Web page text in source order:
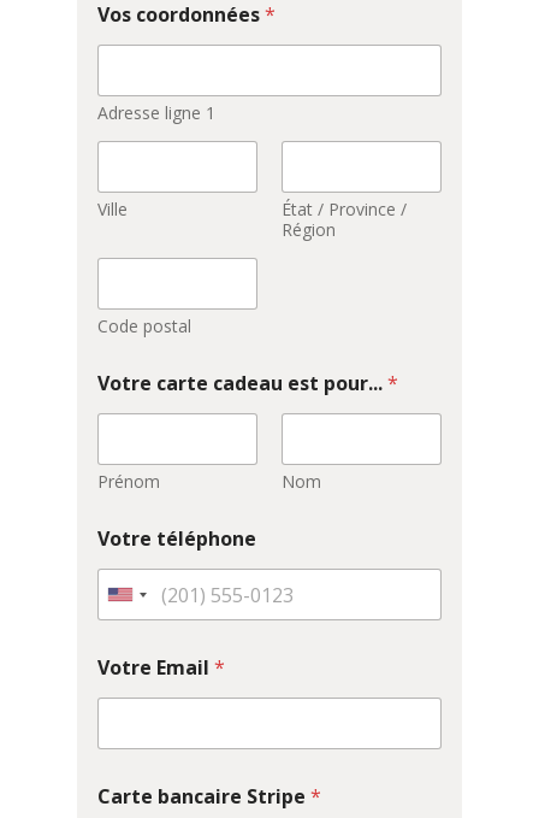
Vos coordonnées*
Adresse ligne 1
Ville
État / Province /
Région
Code postal
Votre carte cadeau est pour...*
Prénom Nom
Votre téléphone
U
i
t
d
S
Votre Email*
Carte bancaire Stripe*